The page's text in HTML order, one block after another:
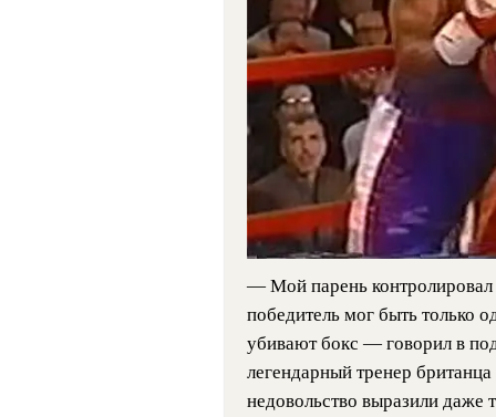
— Мой парень контролировал
победитель мог быть только
убивают бокс — говорил в
легендарный тренер
недовольство выразили даже